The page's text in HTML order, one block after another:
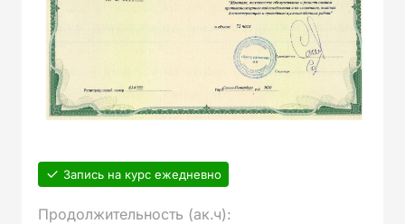
Запись на курс ежедневно
Продолжительность (ак.ч):